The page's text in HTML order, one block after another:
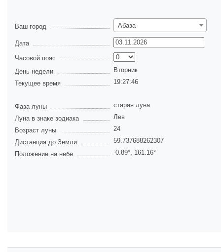
Ваш город Абаза
Дата
Часовой пояс
День недели
Вторник
Текущее время
19:27:46
Фаза луны
старая луна
Луна в знаке зодиака
Лев
Возраст луны
24
Дистанция до Земли
59.737688262307
Положение на небе
-0.89°, 161.16°